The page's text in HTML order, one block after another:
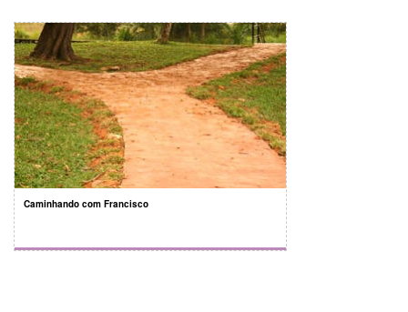
Caminhando com Francisco